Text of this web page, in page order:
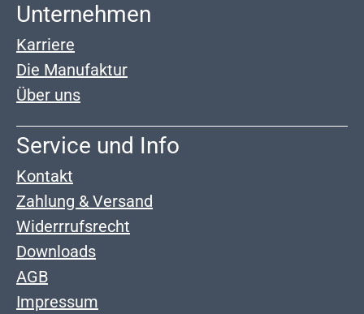
Unternehmen
Karriere
Die Manufaktur
Über uns
Service und Info
Kontakt
Zahlung & Versand
Widerrrufsrecht
Downloads
AGB
Impressum